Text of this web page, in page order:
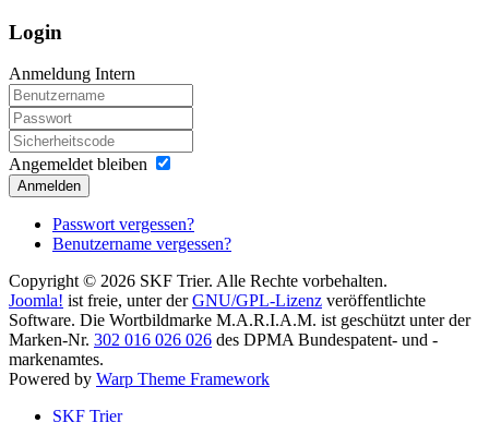
Login
Anmeldung Intern
Angemeldet bleiben
Anmelden
Passwort vergessen?
Benutzername vergessen?
Copyright © 2026 SKF Trier. Alle Rechte vorbehalten.
Joomla! ist freie, unter derGNU/GPL-Lizenz veröffentlichte
Software. Die Wortbildmarke M.A.R.I.A.M. ist geschützt unter der
Marken-Nr. 302 016 026 026 des DPMA Bundespatent- und -
markenamtes.
Powered by Warp Theme Framework
SKF Trier